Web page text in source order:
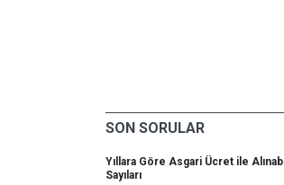
SON SORULAR
Yıllara Göre Asgari Ücret ile
Sayıları